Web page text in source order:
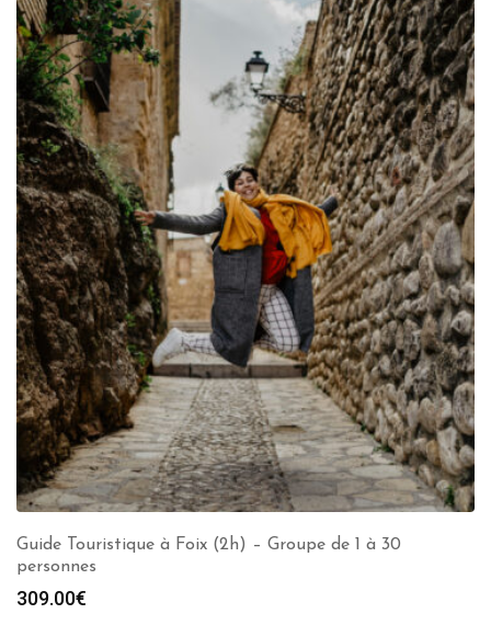
Guide Touristique à Foix (2h) – Groupe de 1 à 30
personnes
309.00€